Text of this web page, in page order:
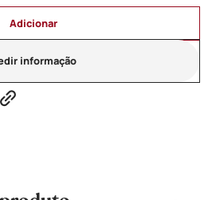
Adicionar
informação